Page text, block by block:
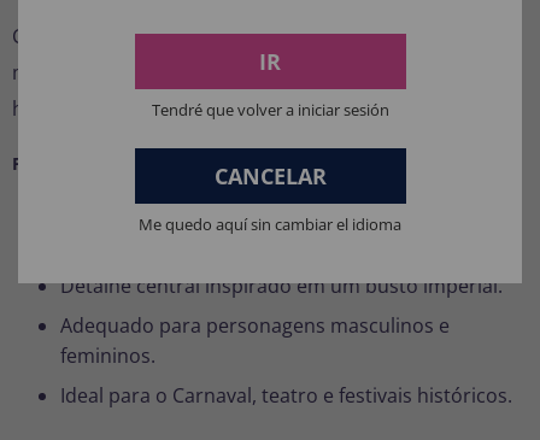
Confira nossa seleção deanéis de fantasia
mais acessórios para completar caracterizações
históricas, de fantasia e temáticas.
Principais características
Anel para completar trajes com temática romana.
Detalhe central inspirado em um busto imperial.
Adequado para personagens masculinos e
femininos.
Ideal para o Carnaval, teatro e festivais históricos.
IR
Tendré que volver a iniciar sesión
CANCELAR
Me quedo aquí sin cambiar el idioma